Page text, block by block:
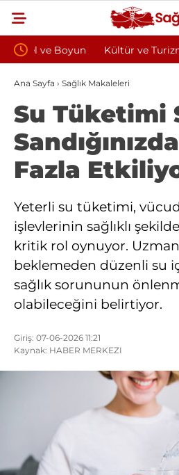
Kültür ve Turizm Bakanlığı
Başkanlığı 11 Sürekli İşçi
Ana Sayfa › Sağlık Makaleleri
Su Tüketimi
Fazla
Yeterli su tüketimi,
işlevlerinin sağlıklı
kritik rol oynuyor.
beklemeden düzenli su
sağlık sorununun
olabileceğini belirtiyor.
Giriş: 07-06-2026 11:21
Kaynak: HABER MERKEZI